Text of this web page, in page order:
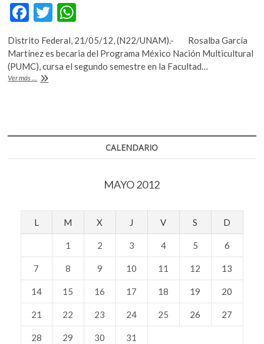
F
ac
e
b
o
T
w
itt
er
h
at
s
Distrito Federal, 21/05/12, (N22/UNAM).- Rosalba García
Martínez es becaria del Programa México Nación Multicultural
(PUMC), cursa el segundo semestre en la Facultad…
Ver más ... Becaria
CALENDARIO
MAYO 2012
L M X J V S D
1 2 3 4 5 6
7 8 9 10 11 12 13
14 15 16 17 18 19 20
21 22 23 24 25 26 27
28 29 30
31